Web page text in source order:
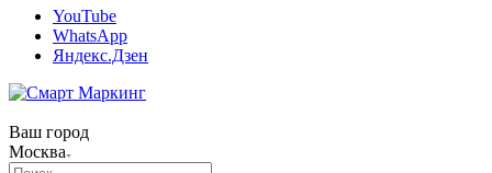
YouTube
WhatsApp
Яндекс.Дзен
Ваш город
Москва